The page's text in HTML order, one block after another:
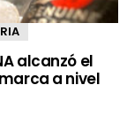
alcanzó el
a nivel